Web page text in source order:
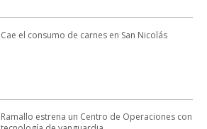
Cae el consumo de carnes en San Nicolás
Ramallo estrena un Centro de Operaciones con